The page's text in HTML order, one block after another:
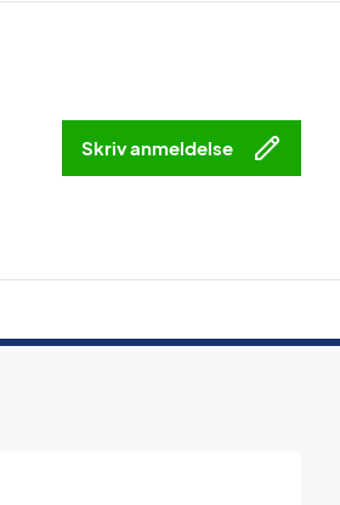
Skriv anmeldelse